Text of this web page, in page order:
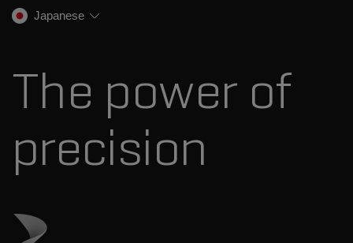
スペクトルライブラリ
キャリア
プレスリリース
Japanese
The power of
precision
ダナハーのサイトにアクセス